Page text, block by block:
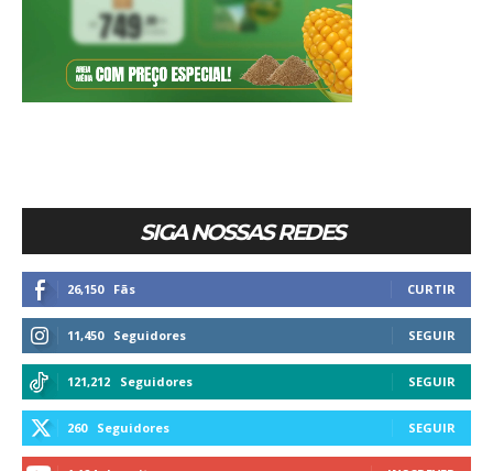
SIGA NOSSAS REDES
26,150 Fãs CURTIR
11,450 Seguidores SEGUIR
121,212 Seguidores SEGUIR
260 Seguidores SEGUIR